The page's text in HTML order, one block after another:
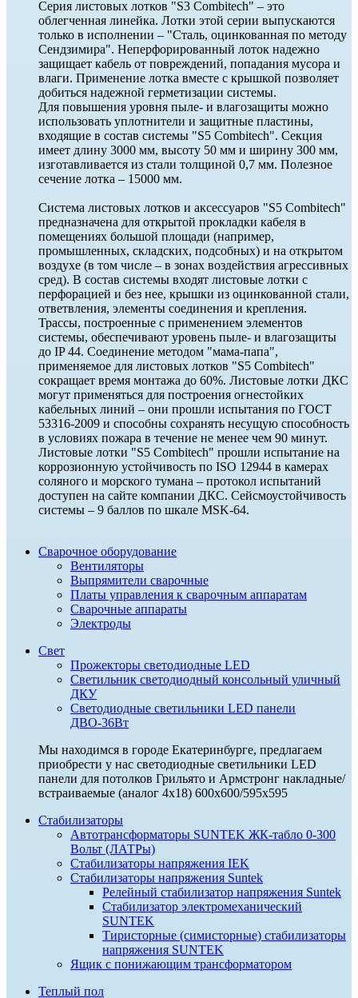
Серия листовых лотков "S3 Combitech" – это
облегченная линейка. Лотки этой серии выпускаются
только в исполнении – "Сталь, оцинкованная по методу
Сендзимира". Неперфорированный лоток надежно
защищает кабель от повреждений, попадания мусора и
влаги. Применение лотка вместе с крышкой позволяет
добиться надежной герметизации системы.
Для повышения уровня пыле- и влагозащиты можно
использовать уплотнители и защитные пластины,
входящие в состав системы "S5 Combitech". Секция
имеет длину 3000 мм, высоту 50 мм и ширину 300 мм,
изготавливается из стали толщиной 0,7 мм. Полезное
сечение лотка – 15000 мм.
Система листовых лотков и аксессуаров "S5 Combitech"
предназначена для открытой прокладки кабеля в
помещениях большой площади (например,
промышленных, складских, подсобных) и на открытом
воздухе (в том числе – в зонах воздействия агрессивных
сред). В состав системы входят листовые лотки с
перфорацией и без нее, крышки из оцинкованной стали,
ответвления, элементы соединения и крепления.
Трассы, построенные с применением элементов
системы, обеспечивают уровень пыле- и влагозащиты
до IP 44. Соединение методом "мама-папа",
применяемое для листовых лотков "S5 Combitech"
сокращает время монтажа до 60%. Листовые лотки ДКС
могут применяться для построения огнестойких
кабельных линий – они прошли испытания по ГОСТ
53316-2009 и способны сохранять несущую способность
в условиях пожара в течение не менее чем 90 минут.
Листовые лотки "S5 Combitech" прошли испытание на
коррозионную устойчивость по ISO 12944 в камерах
соляного и морского тумана – протокол испытаний
доступен на сайте компании ДКС. Сейсмоустойчивость
системы – 9 баллов по шкале MSK-64.
Сварочное оборудование
Вентиляторы
Выпрямители сварочные
Платы управления к сварочным аппаратам
Сварочные аппараты
Электроды
Свет
Прожекторы светодиодные LED
Светильник светодиодный консольный уличный
ДКУ
Светодиодные светильники LED панели
ДВО-36Вт
Мы находимся в городе Екатеринбурге, предлагаем
приобрести у нас светодиодные светильники LED
панели для потолков Грильято и Армстронг накладные/
встраиваемые (аналог 4х18) 600х600/595x595
Стабилизаторы
Автотрансформаторы SUNTEK ЖК-табло 0-300
Вольт (ЛАТРы)
Стабилизаторы напряжения IEK
Стабилизаторы напряжения Suntek
Релейный стабилизатор напряжения Suntek
Стабилизатор электромеханический
SUNTEK
Тиристорные (симисторные) стабилизаторы
напряжения SUNTEK
Ящик с понижающим трансформатором
Теплый пол